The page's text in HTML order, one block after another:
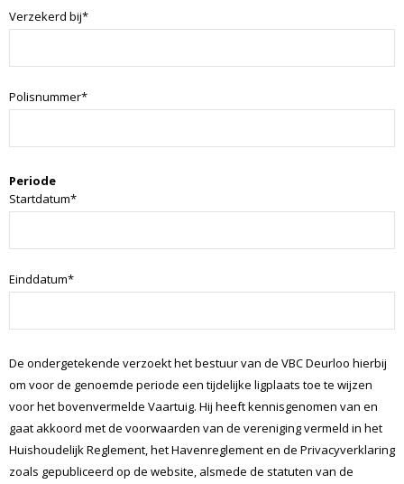
Verzekerd bij*
Polisnummer*
Periode
Startdatum*
Einddatum*
De ondergetekende verzoekt het bestuur van de VBC Deurloo hierbij
om voor de genoemde periode een tijdelijke ligplaats toe te wijzen
voor het bovenvermelde Vaartuig. Hij heeft kennisgenomen van en
gaat akkoord met de voorwaarden van de vereniging vermeld in het
Huishoudelijk Reglement, het Havenreglement en de Privacyverklaring
zoals gepubliceerd op de website, alsmede de statuten van de